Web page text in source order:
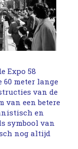
Expo 58
meter lange
van de
van een betere
en
symbool van
nog altijd